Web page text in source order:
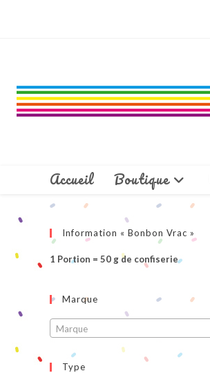
Accueil Boutique
Information « Bonbon Vrac »
1 Portion = 50 g de confiserie
Marque
Marque
Type